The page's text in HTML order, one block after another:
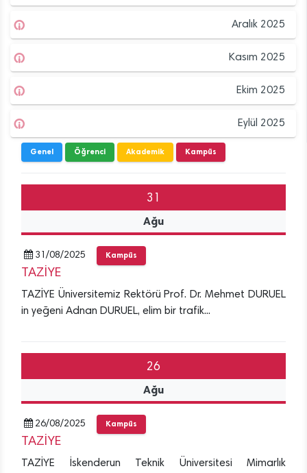
Aralık 2025
Kasım 2025
Ekim 2025
Eylül 2025
Genel Öğrenci Akademik Kampüs
31
Ağu
31/08/2025 Kampüs
TAZİYE
TAZİYE Üniversitemiz Rektörü Prof. Dr. Mehmet DURUEL
in yeğeni Adnan DURUEL, elim bir trafik...
26
Ağu
26/08/2025 Kampüs
TAZİYE
TAZİYE İskenderun Teknik Üniversitesi Mimarlık